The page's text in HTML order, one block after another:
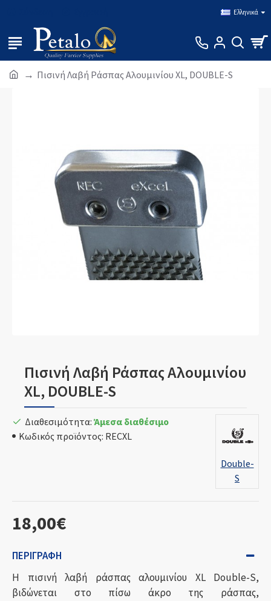
Ελληνικά
Πισινή Λαβή Ράσπας Αλουμινίου XL, DOUBLE-S
Πισινή Λαβή Ράσπας Αλουμινίου
XL, DOUBLE-S
18,00€
Διαθεσιμότητα: Άμεσα διαθέσιμο
Κωδικός προϊόντος: RECXL
Double-
S
ΠΕΡΙΓΡΑΦΉ
Η πισινή λαβή ράσπας αλουμινίου XL Double-S,
βιδώνεται στο πίσω άκρο της ράσπας,